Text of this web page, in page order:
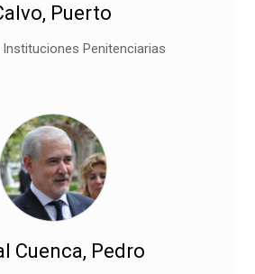
Puerto
Penitenciarias
Cuenca, Pedro